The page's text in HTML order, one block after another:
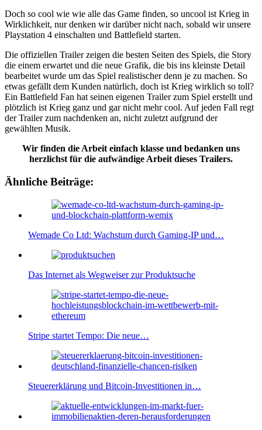
Doch so cool wie wie alle das Game finden, so uncool ist Krieg in
Wirklichkeit, nur denken wir darüber nicht nach, sobald wir unsere
Playstation 4 einschalten und Battlefield starten.
Die offiziellen Trailer zeigen die besten Seiten des Spiels, die Story
die einem erwartet und die neue Grafik, die bis ins kleinste Detail
bearbeitet wurde um das Spiel realistischer denn je zu machen. So
etwas gefällt dem Kunden natürlich, doch ist Krieg wirklich so toll?
Ein Battlefield Fan hat seinen eigenen Trailer zum Spiel erstellt und
plötzlich ist Krieg ganz und gar nicht mehr cool. Auf jeden Fall regt
der Trailer zum nachdenken an, nicht zuletzt aufgrund der
gewählten Musik.
Wir finden die Arbeit einfach klasse und bedanken uns
herzlichst für die aufwändige Arbeit dieses Trailers.
Ähnliche Beiträge:
Wemade Co Ltd: Wachstum durch Gaming-IP und…
Das Internet als Wegweiser zur Produktsuche
Stripe startet Tempo: Die neue…
Steuererklärung und Bitcoin-Investitionen in…